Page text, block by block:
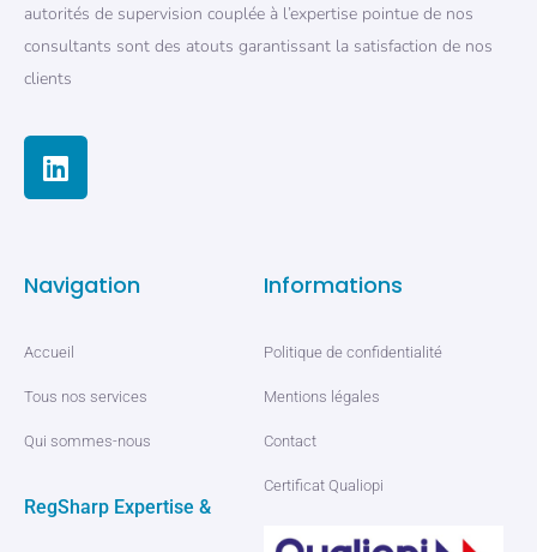
autorités de supervision couplée à l’expertise pointue de nos
consultants sont des atouts garantissant la satisfaction de nos
clients
Navigation
Accueil
Tous nos services
Qui sommes-nous
RegSharp Expertise &
Informations
Politique de confidentialité
Mentions légales
Contact
Certificat Qualiopi